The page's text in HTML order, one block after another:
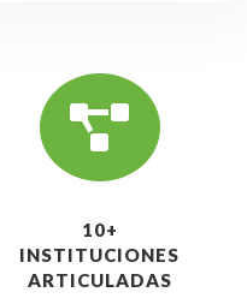

10+
INSTITUCIONES
ARTICULADAS